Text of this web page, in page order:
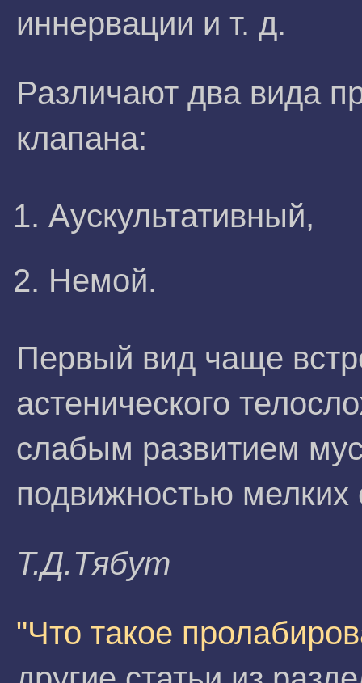
иннервации и т. д.
Различают два вида
клапана:
Аускультативный,
Немой.
Первый вид чаще
астенического
слабым развитием
подвижностью мелких
T.Д.Tябyт
"Что такое